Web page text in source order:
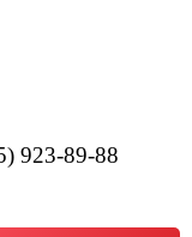
923-89-88